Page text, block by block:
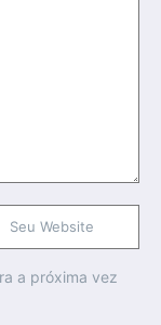
a próxima vez